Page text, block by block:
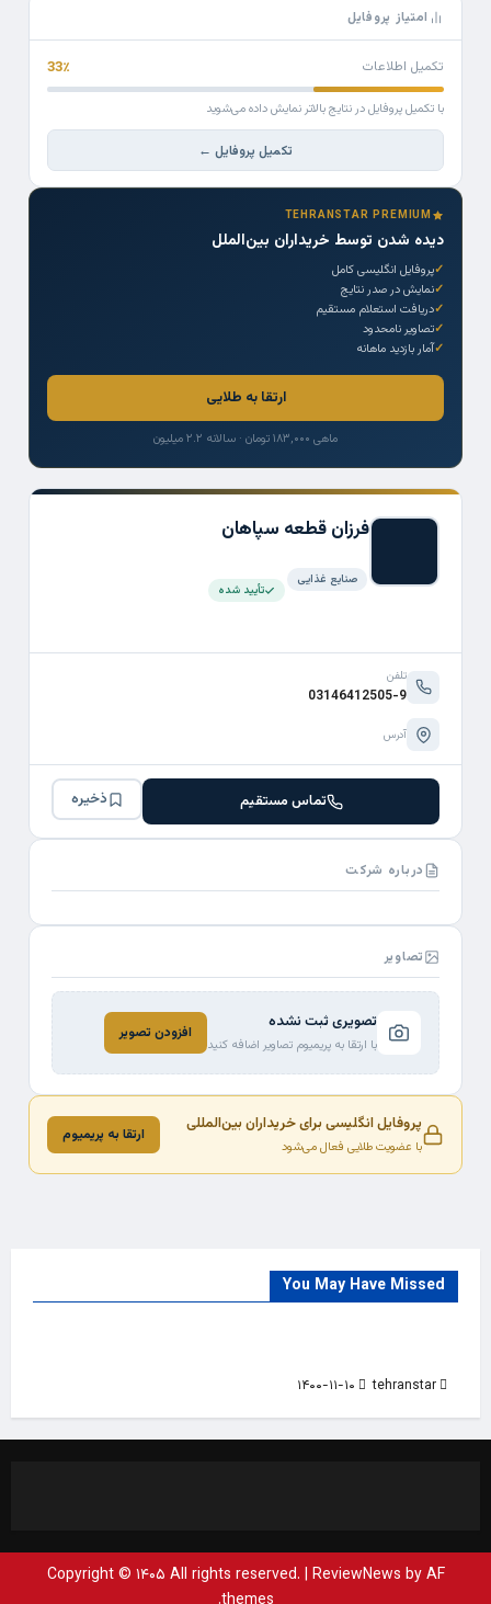
فرزان قطعه سپاهان
صنایع غذایی
تأیید شده
تلفن
03146412505-9
آدرس
تماس مستقیم ذخیره
درباره شرکت
تصاویر
تصویری ثبت نشده
با ارتقا به پریمیوم تصاویر اضافه کنید
افزودن تصویر
پروفایل انگلیسی برای خریداران بین‌المللی
با عضویت طلایی فعال می‌شود
ارتقا به پریمیوم
امتیاز پروفایل
تکمیل اطلاعات 33٪
با تکمیل پروفایل در نتایج بالاتر نمایش داده می‌شوید
تکمیل پروفایل ←
TEHRANSTAR PREMIUM
دیده شدن توسط خریداران بین‌الملل
پروفایل انگلیسی کامل
نمایش در صدر نتایج
دریافت استعلام مستقیم
تصاویر نامحدود
آمار بازدید ماهانه
ارتقا به طلایی
ماهی ۱۸۳,۰۰۰ تومان · سالانه ۲.۲ میلیون
You May Have Missed
Countries
India
Trade Source
tehranstar
Copyright © ۱۴۰۵ All rights reserved. | ReviewNews by AF